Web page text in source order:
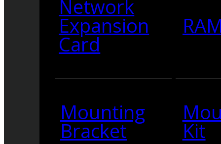
Network
Expansion
Card
Mounting
Bracket Kit